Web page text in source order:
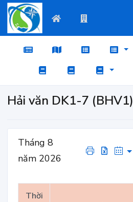
Hải văn DK1-7 (BHV1)
Tháng 8
năm 2026
Thời